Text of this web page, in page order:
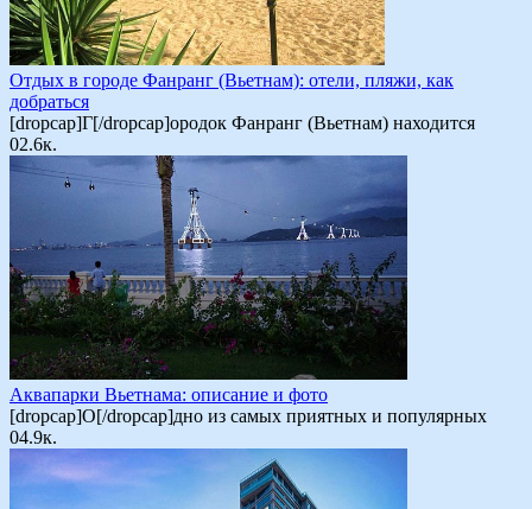
Отдых в городе Фанранг (Вьетнам): отели, пляжи, как
добраться
[dropcap]Г[/dropcap]ородок Фанранг (Вьетнам) находится
02.6к.
Аквапарки Вьетнама: описание и фото
[dropcap]О[/dropcap]дно из самых приятных и популярных
04.9к.